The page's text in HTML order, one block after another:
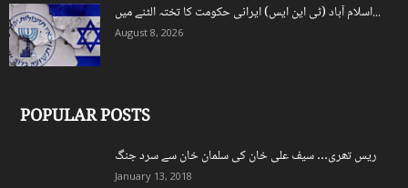
اسلام آباد (ٹی این ایس) ایرانی حکومت کا تختہ الٹنے میں...
August 8, 2026
POPULAR POSTS
ریس تھری… سیف علی خان کی سلمان خان سے سرد جنگ
January 13, 2018